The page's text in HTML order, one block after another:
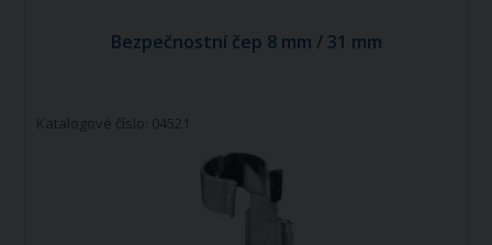
Bezpečnostní čep 8 mm / 31 mm
Katalogové číslo: 04521